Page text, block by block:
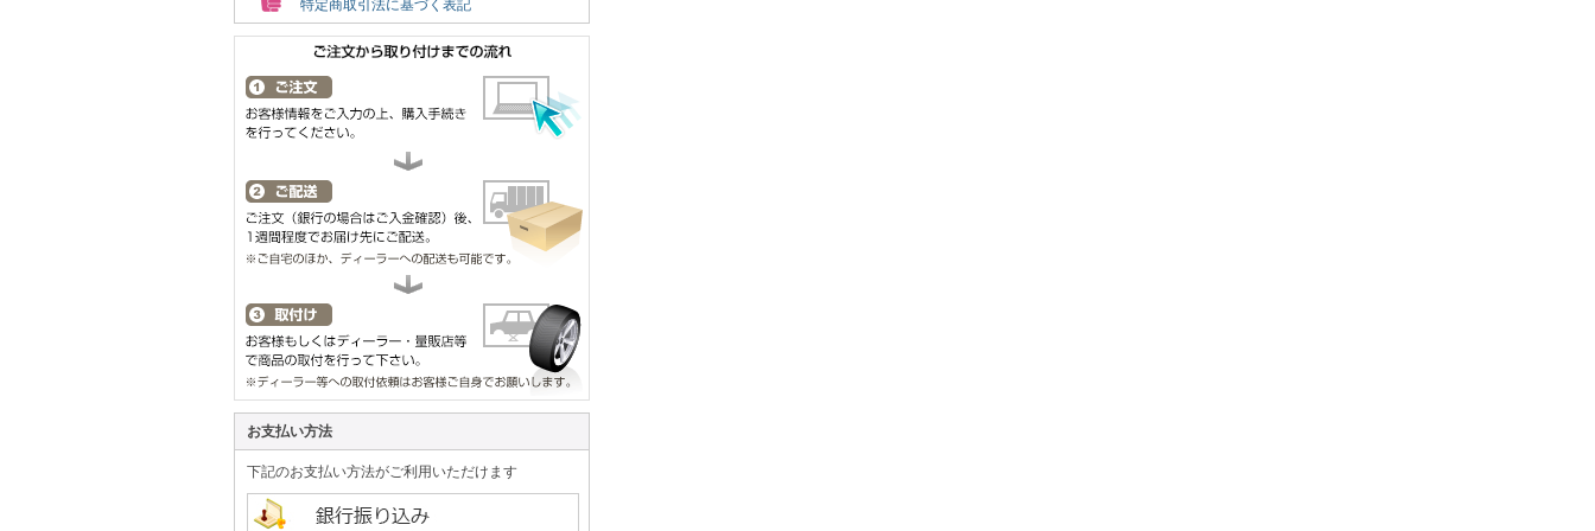
特定商取引法に基づく表記
お支払い方法
下記のお支払い方法がご利用いただけます